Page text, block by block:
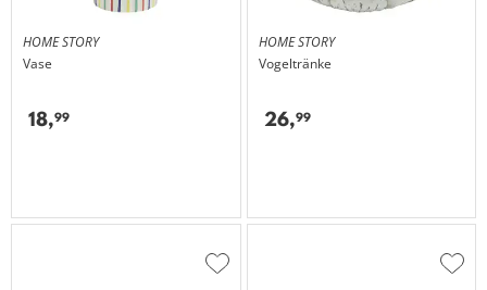
HOME STORY
Vase
18,99
HOME STORY
Vogeltränke
26,99
Zur
Zur